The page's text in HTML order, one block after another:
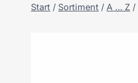
Start / Sortiment / A … Z /